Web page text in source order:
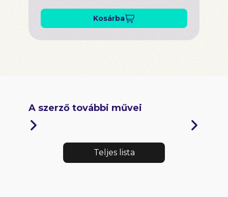
Kosárba
A szerző további művei
Teljes lista